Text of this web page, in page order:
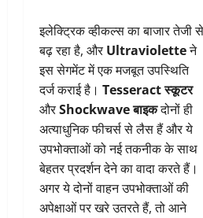
इलेक्ट्रिक व्हीकल्स का बाजार तेजी से
बढ़ रहा है, और Ultravioletteने
इस सेगमेंट में एक मजबूत उपस्थिति
दर्ज कराई है। Tesseract स्कूटर
औरShockwave बाइकदोनों ही
अत्याधुनिक फीचर्स से लैस हैं और ये
उपभोक्ताओं को नई तकनीक के साथ
बेहतर प्रदर्शन देने का वादा करते हैं।
अगर ये दोनों वाहन उपभोक्ताओं की
अपेक्षाओं पर खरे उतरते हैं, तो आने